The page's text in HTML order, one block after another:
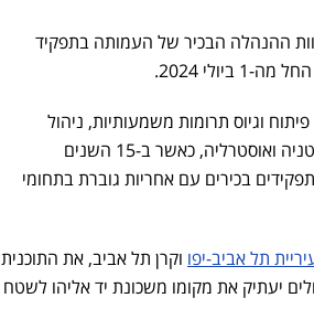
ההנהלה הבכיר של העמותה בתפקיד
עשיר של למעלה מ-25 שנה בתחום פיתוח וגיוס תרומות משמעותיות, ניהול
צוותים מצטיינים ותכנון אסטרטגי. היא עבדה בארה"ב, ישראל, בריטניה ואוסטרליה, כאשר ב-15 השנים
בכירים עם אחריות גוברת בתחומי
תל אביב-יפו וקרן תל אביב, את התוכנית
יעתיק את מקומו משכונת יד אליהו לשטח